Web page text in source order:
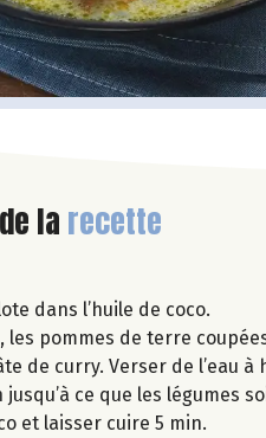
de la recette
dans l’huile de coco.
les pommes de terre
de curry. Verser de l’eau
ce que les légumes
et laisser cuire 5 min.